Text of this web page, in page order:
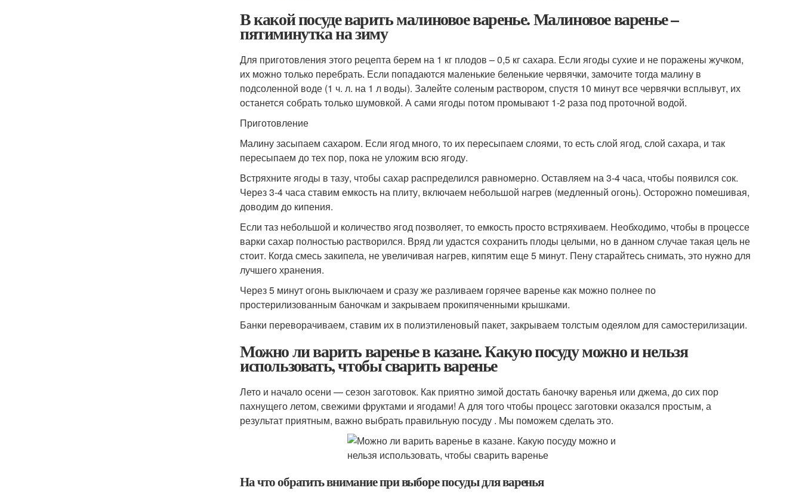
В какой посуде варить малиновое варенье. Малиновое варенье –
пятиминутка на зиму
Для приготовления этого рецепта берем на 1 кг плодов – 0,5 кг сахара. Если ягоды сухие и не поражены жучком,
их можно только перебрать. Если попадаются маленькие беленькие червячки, замочите тогда малину в
подсоленной воде (1 ч. л. на 1 л воды). Залейте соленым раствором, спустя 10 минут все червячки всплывут, их
останется собрать только шумовкой. А сами ягоды потом промывают 1-2 раза под проточной водой.
Приготовление
Малину засыпаем сахаром. Если ягод много, то их пересыпаем слоями, то есть слой ягод, слой сахара, и так
пересыпаем до тех пор, пока не уложим всю ягоду.
Встряхните ягоды в тазу, чтобы сахар распределился равномерно. Оставляем на 3-4 часа, чтобы появился сок.
Через 3-4 часа ставим емкость на плиту, включаем небольшой нагрев (медленный огонь). Осторожно помешивая,
доводим до кипения.
Если таз небольшой и количество ягод позволяет, то емкость просто встряхиваем. Необходимо, чтобы в процессе
варки сахар полностью растворился. Вряд ли удастся сохранить плоды целыми, но в данном случае такая цель не
стоит. Когда смесь закипела, не увеличивая нагрев, кипятим еще 5 минут. Пену старайтесь снимать, это нужно для
лучшего хранения.
Через 5 минут огонь выключаем и сразу же разливаем горячее варенье как можно полнее по
простерилизованным баночкам и закрываем прокипяченными крышками.
Банки переворачиваем, ставим их в полиэтиленовый пакет, закрываем толстым одеялом для самостерилизации.
Можно ли варить варенье в казане. Какую посуду можно и нельзя
использовать, чтобы сварить варенье
Лето и начало осени — сезон заготовок. Как приятно зимой достать баночку варенья или джема, до сих пор
пахнущего летом, свежими фруктами и ягодами! А для того чтобы процесс заготовки оказался простым, а
результат приятным, важно выбрать правильную посуду . Мы поможем сделать это.
На что обратить внимание при выборе посуды для варенья